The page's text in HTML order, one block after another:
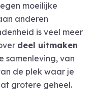
moeilijke
anderen
is veel meer
deel uitmaken
samenleving, van
de plek waar je
grotere geheel.